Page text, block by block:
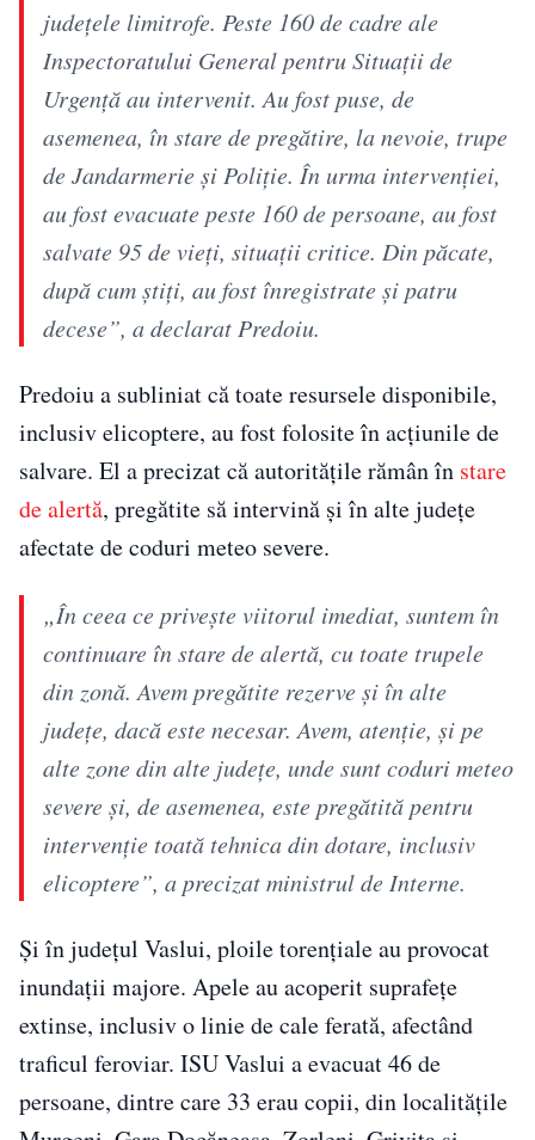
judeţele limitrofe. Peste 160 de cadre ale
Inspectoratului General pentru Situaţii de
Urgenţă au intervenit. Au fost puse, de
asemenea, în stare de pregătire, la nevoie, trupe
de Jandarmerie şi Poliţie. În urma intervenţiei,
au fost evacuate peste 160 de persoane, au fost
salvate 95 de vieţi, situaţii critice. Din păcate,
după cum ştiţi, au fost înregistrate şi patru
decese”, a declarat Predoiu.
Predoiu a subliniat că toate resursele disponibile,
inclusiv elicoptere, au fost folosite în acțiunile de
salvare. El a precizat că autoritățile rămân în stare
de alertă, pregătite să intervină și în alte județe
afectate de coduri meteo severe.
„În ceea ce priveşte viitorul imediat, suntem în
continuare în stare de alertă, cu toate trupele
din zonă. Avem pregătite rezerve şi în alte
judeţe, dacă este necesar. Avem, atenţie, şi pe
alte zone din alte judeţe, unde sunt coduri meteo
severe şi, de asemenea, este pregătită pentru
intervenţie toată tehnica din dotare, inclusiv
elicoptere”, a precizat ministrul de Interne.
Și în județul Vaslui, ploile torențiale au provocat
inundații majore. Apele au acoperit suprafețe
extinse, inclusiv o linie de cale ferată, afectând
traficul feroviar. ISU Vaslui a evacuat 46 de
persoane, dintre care 33 erau copii, din localitățile